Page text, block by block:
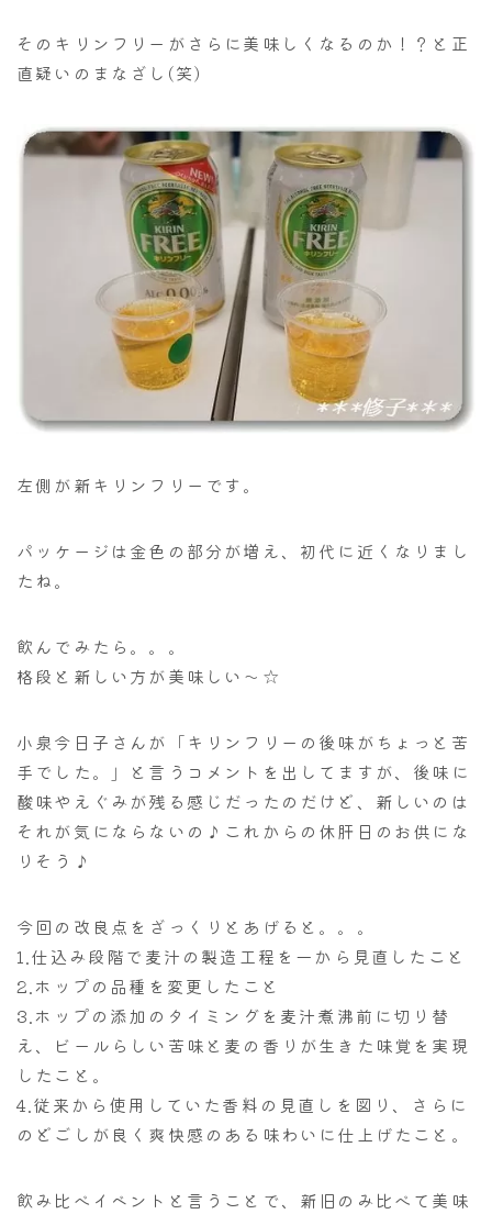
そのキリンフリーがさらに美味しくなるのか！？と正
直疑いのまなざし(笑)
左側が新キリンフリーです。
パッケージは金色の部分が増え、初代に近くなりまし
たね。
飲んでみたら。。。
格段と新しい方が美味しい～☆
小泉今日子さんが「キリンフリーの後味がちょっと苦
手でした。」と言うコメントを出してますが、後味に
酸味やえぐみが残る感じだったのだけど、新しいのは
それが気にならないの♪これからの休肝日のお供にな
りそう♪
今回の改良点をざっくりとあげると。。。
1.仕込み段階で麦汁の製造工程を一から見直したこと
2.ホップの品種を変更したこと
3.ホップの添加のタイミングを麦汁煮沸前に切り替
え、ビールらしい苦味と麦の香りが生きた味覚を実現
したこと。
4.従来から使用していた香料の見直しを図り、さらに
のどごしが良く爽快感のある味わいに仕上げたこと。
飲み比べイベントと言うことで、新旧のみ比べて美味